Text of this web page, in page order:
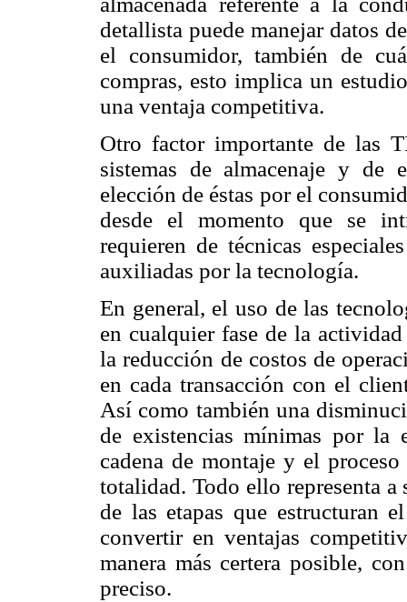
detallista puede manejar datos
el consumidor, también de
compras, esto implica un
una ventaja competitiva.
Otro factor importante de las
sistemas de almacenaje y de
elección de éstas por el
desde el momento que se
requieren de técnicas
auxiliadas por la tecnología.
En general, el uso de las
en cualquier fase de la
la reducción de costos de
en cada transacción con el
Así como también una
de existencias mínimas por la
cadena de montaje y el
totalidad. Todo ello representa
de las etapas que estructuran
convertir en ventajas
manera más certera posible,
preciso.